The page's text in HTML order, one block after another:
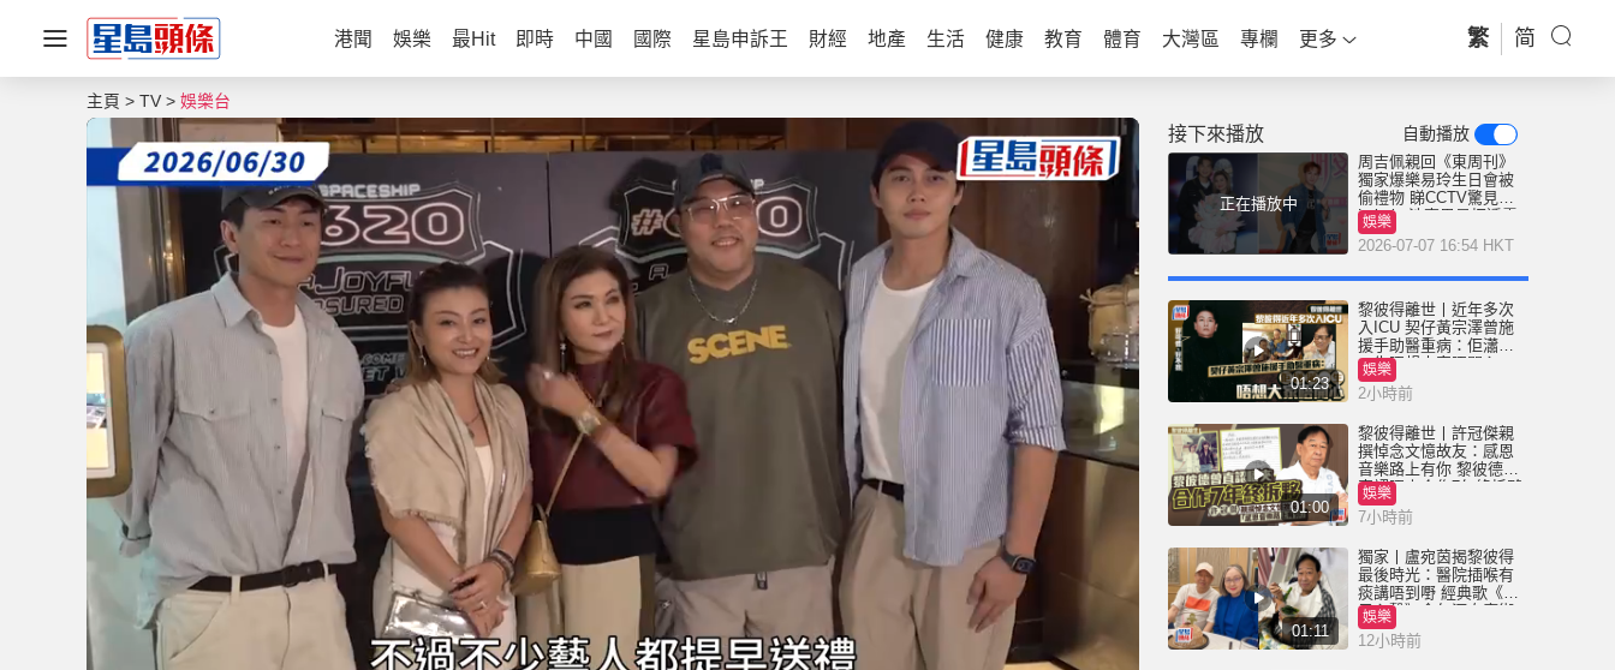
港聞 娛樂 最Hit 即時 中國 國際 星島申訴王 財經 地產 生活 健康 教育 體育 大灣區 專欄 更多 繁 简
主頁 TV 娛樂台
接下來播放 自動播放
正在播放中
周吉佩親回《東周刊》
獨家爆樂易玲生日會被
偷禮物 睇CCTV驚見偷
Labubu涉事男星拒透露
身份
娛樂
2026-07-07 16:54 HKT
01:23
黎彼得離世丨近年多次
入ICU 契仔黃宗澤曾施
援手助醫重病：佢瀟灑
一生唔想大家唔開心
娛樂
2小時前
01:00
黎彼得離世丨許冠傑親
撰悼念文憶故友：感恩
音樂路上有你 黎彼德曾
直認唔夾合作7年終拆夥
娛樂
7小時前
01:11
獨家丨盧宛茵揭黎彼得
最後時光：醫院插喉有
痰講唔到嘢 經典歌《浪
子心聲》金句源自廟街
睇相佬
娛樂
12小時前